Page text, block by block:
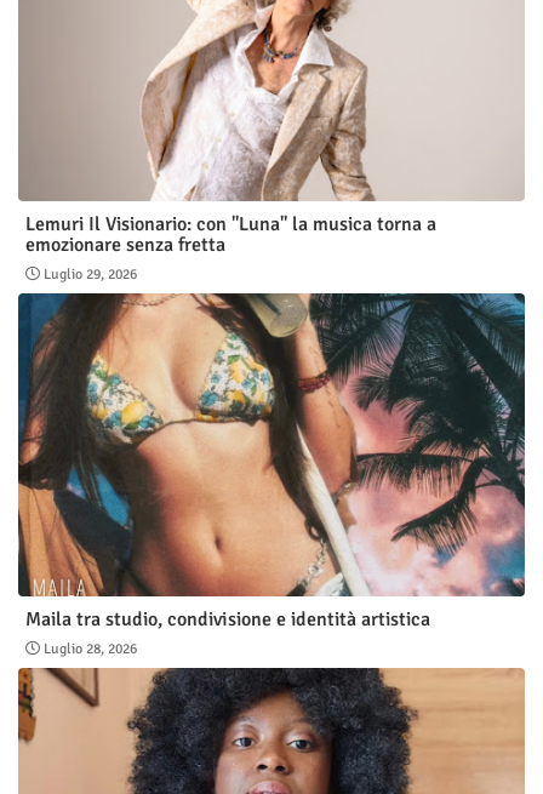
Lemuri Il Visionario: con "Luna" la musica torna a
emozionare senza fretta
Luglio 29, 2026
Maila tra studio, condivisione e identità artistica
Luglio 28, 2026